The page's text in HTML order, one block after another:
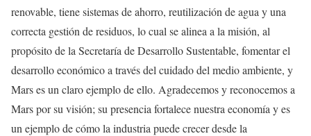
renovable, tiene sistemas de ahorro, reutilización de agua y una
correcta gestión de residuos, lo cual se alinea a la misión, al
propósito de la Secretaría de Desarrollo Sustentable, fomentar el
desarrollo económico a través del cuidado del medio ambiente, y
Mars es un claro ejemplo de ello. Agradecemos y reconocemos a
Mars por su visión; su presencia fortalece nuestra economía y es
un ejemplo de cómo la industria puede crecer desde la